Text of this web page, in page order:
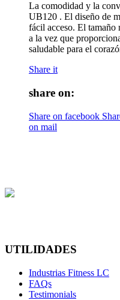
La comodidad y la
UB120 . El diseño de
fácil acceso. El tamaño
a la vez que
saludable para el
Share it
share on:
Share on facebook
on mail
UTILIDADES
Industrias Fitness LC
FAQs
Testimonials